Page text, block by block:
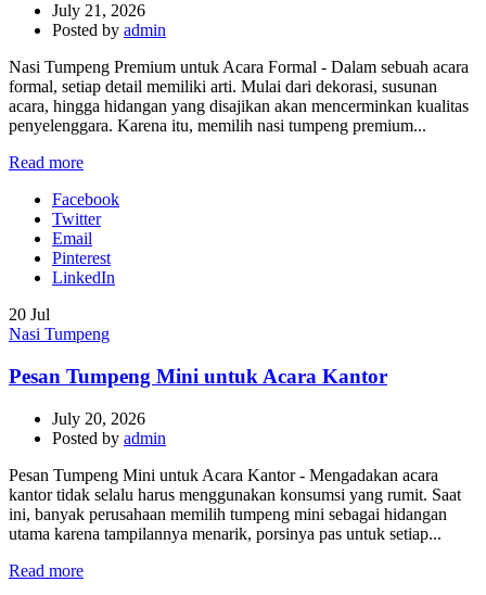
July 21, 2026
Posted by admin
Nasi Tumpeng Premium untuk Acara Formal - Dalam sebuah acara
formal, setiap detail memiliki arti. Mulai dari dekorasi, susunan
acara, hingga hidangan yang disajikan akan mencerminkan kualitas
penyelenggara. Karena itu, memilih nasi tumpeng premium...
Read more
Facebook
Twitter
Email
Pinterest
LinkedIn
20 Jul
Nasi Tumpeng
Pesan Tumpeng Mini untuk Acara Kantor
July 20, 2026
Posted by admin
Pesan Tumpeng Mini untuk Acara Kantor - Mengadakan acara
kantor tidak selalu harus menggunakan konsumsi yang rumit. Saat
ini, banyak perusahaan memilih tumpeng mini sebagai hidangan
utama karena tampilannya menarik, porsinya pas untuk setiap...
Read more